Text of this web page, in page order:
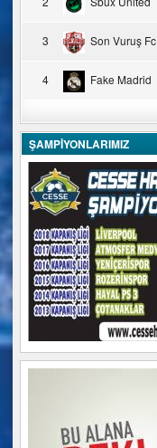
3 Son Vuruş Fc
4 Fake Madrid
ŞAMPİYONLARIMIZ